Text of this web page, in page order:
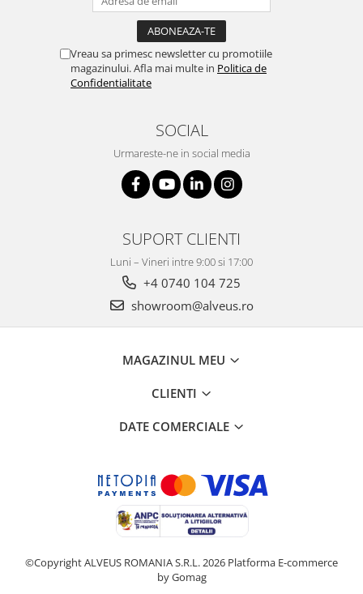
Vreau sa primesc newsletter cu promotiile
magazinului. Afla mai multe in Politica de
Confidentialitate
SOCIAL
Urmareste-ne in social media
SUPORT CLIENTI
Luni – Vineri intre 9:00 si 17:00
+4 0740 104 725
showroom@alveus.ro
MAGAZINUL MEU
CLIENTI
DATE COMERCIALE
©Copyright ALVEUS ROMANIA S.R.L. 2026 Platforma E-commerce
by Gomag